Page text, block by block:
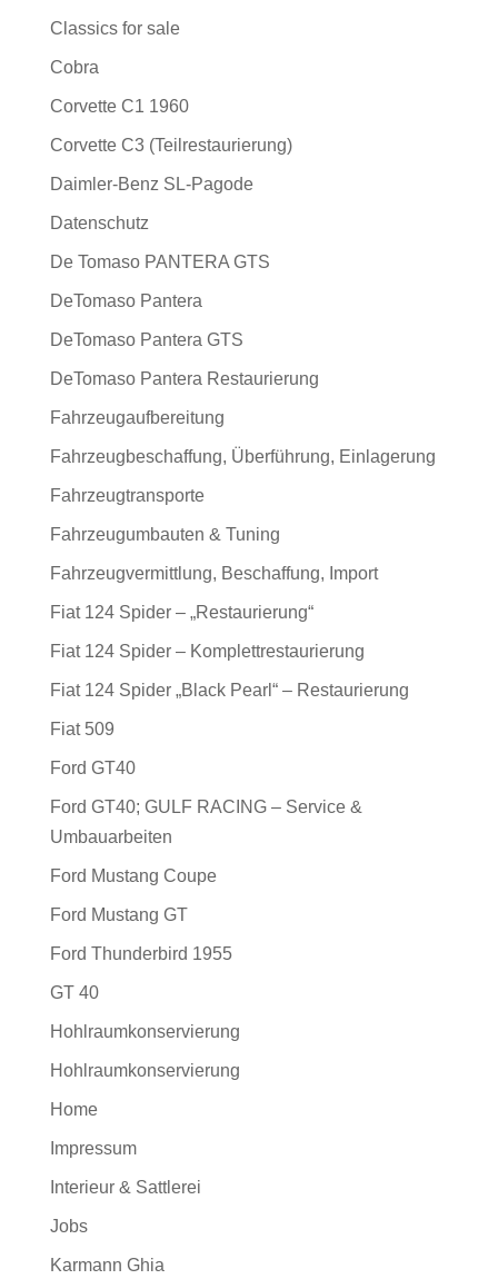
Classics for sale
Cobra
Corvette C1 1960
Corvette C3 (Teilrestaurierung)
Daimler-Benz SL-Pagode
Datenschutz
De Tomaso PANTERA GTS
DeTomaso Pantera
DeTomaso Pantera GTS
DeTomaso Pantera Restaurierung
Fahrzeugaufbereitung
Fahrzeugbeschaffung, Überführung, Einlagerung
Fahrzeugtransporte
Fahrzeugumbauten & Tuning
Fahrzeugvermittlung, Beschaffung, Import
Fiat 124 Spider – „Restaurierung“
Fiat 124 Spider – Komplettrestaurierung
Fiat 124 Spider „Black Pearl“ – Restaurierung
Fiat 509
Ford GT40
Ford GT40; GULF RACING – Service &
Umbauarbeiten
Ford Mustang Coupe
Ford Mustang GT
Ford Thunderbird 1955
GT 40
Hohlraumkonservierung
Hohlraumkonservierung
Home
Impressum
Interieur & Sattlerei
Jobs
Karmann Ghia